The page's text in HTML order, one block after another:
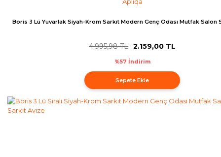
Boris 3 Lü Yuvarlak Siyah-Krom Sarkıt Modern Genç Odası Mutfak Salon
4.995,98 TL 2.159,00 TL
%57 İndirim
Sepete Ekle